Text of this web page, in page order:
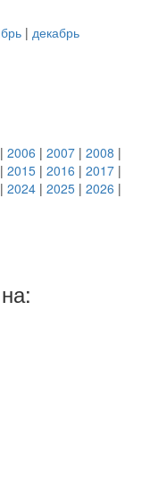
| декабрь
| 2006 | 2007 | 2008 |
| 2015 | 2016 | 2017 |
| 2024 | 2025 | 2026 |